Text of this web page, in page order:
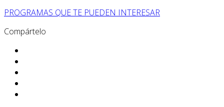
PROGRAMAS QUE TE PUEDEN INTERESAR
Compártelo